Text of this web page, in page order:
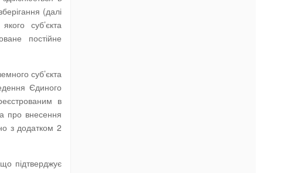
(далі
суб’єкта
постійне
суб’єкта
Єдиного
в
про внесення
з додатком 2
підтверджує